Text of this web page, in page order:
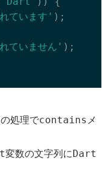
ています' );
ていません' );
処理でcontains メ
変数の文字列に Dart